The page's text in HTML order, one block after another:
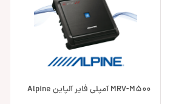
MRV-M500 آمپلی فایر آلپاین Alpine